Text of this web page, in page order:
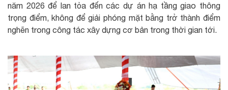
năm 2026 để lan tỏa đến các dự án hạ tầng giao thông
trọng điểm, không để giải phóng mặt bằng trở thành điểm
nghẽn trong công tác xây dựng cơ bản trong thời gian tới.